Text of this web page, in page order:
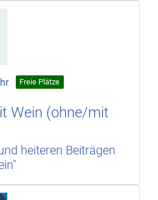
Freie Plätze
Wein (ohne/mit
heiteren Beiträgen